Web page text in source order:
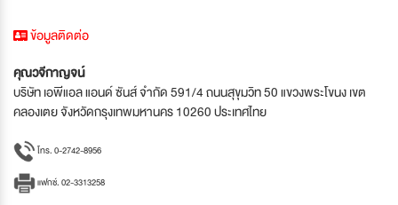
ข้อมูลติดต่อ
คุณวจีกาญจน์
บริษัท เอพีแอล แอนด์ ซันส์ จำกัด 591/4 ถนนสุขุมวิท 50 แขวงพระโขนง เขต
คลองเตย จังหวัดกรุงเทพมหานคร 10260 ประเทศไทย
โทร. 0-2742-8956
แฟกซ์. 02-3313258